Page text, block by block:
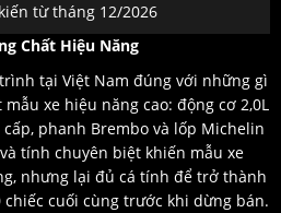
từ tháng 12/2026
Chất Hiệu Năng
tại Việt Nam đúng với những gì
xe hiệu năng cao: động cơ 2,0L
phanh Brembo và lốp Michelin
tính chuyên biệt khiến mẫu xe
nhưng lại đủ cá tính để trở thành
cuối cùng trước khi dừng bán.